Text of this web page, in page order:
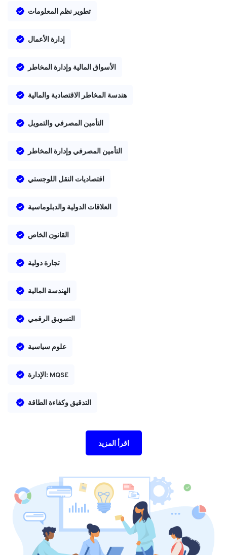
تطوير نظم المعلومات
إدارة الأعمال
الأسواق المالية وإدارة المخاطر
هندسة المخاطر الاقتصادية والمالية
التأمين المصرفي والتمويل
التأمين المصرفي وإدارة المخاطر
اقتصاديات النقل اللوجستي
العلاقات الدولية والدبلوماسية
القانون الخاص
تجارة دولية
الهندسة المالية
التسويق الرقمي
علوم سياسية
الإدارة: MQSE
التدقيق وكفاءة الطاقة
اقرأ المزيد